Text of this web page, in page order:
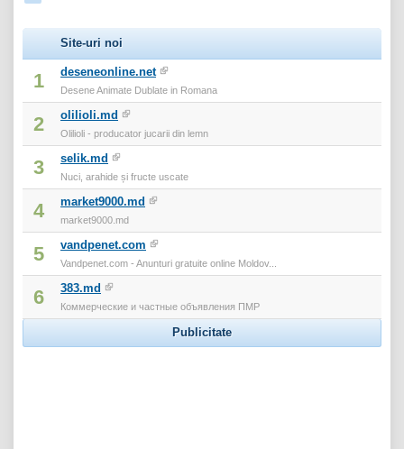
Site-uri noi
1 deseneonline.net
Desene Animate Dublate in Romana
2 olilioli.md
Olilioli - producator jucarii din lemn
3 selik.md
Nuci, arahide și fructe uscate
4 market9000.md
market9000.md
5 vandpenet.com
Vandpenet.com - Anunturi gratuite online Moldov...
6 383.md
Коммерческие и частные объявления ПМР
Publicitate